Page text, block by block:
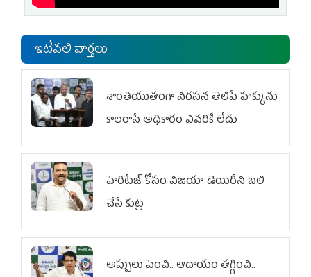
ఇటీవలి వార్తలు
శాంతియుతంగా నిరసన తెలిపే హక్కును
కాలరాసే అధికారం ఎవరికీ లేదు
హెరిటేజ్ కోసం విజయా డెయిరీని బలి
చేసే కుట్ర‌
అప్పులు పెంచి.. ఆదాయం తగ్గించి..